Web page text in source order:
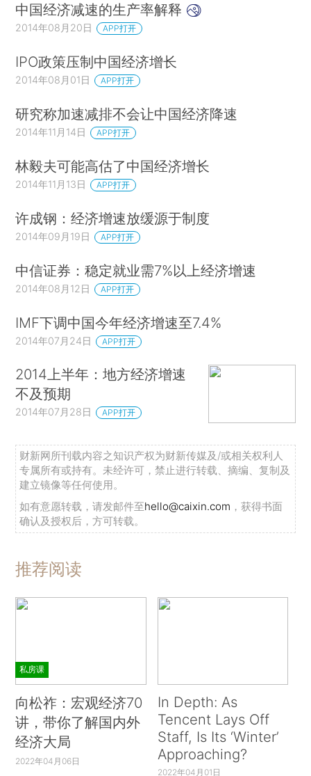
中国经济减速的生产率解释
2014年08月20日 APP打开
IPO政策压制中国经济增长
2014年08月01日 APP打开
研究称加速减排不会让中国经济降速
2014年11月14日 APP打开
林毅夫可能高估了中国经济增长
2014年11月13日 APP打开
许成钢：经济增速放缓源于制度
2014年09月19日 APP打开
中信证券：稳定就业需7%以上经济增速
2014年08月12日 APP打开
IMF下调中国今年经济增速至7.4%
2014年07月24日 APP打开
2014上半年：地方经济增速
不及预期
2014年07月28日 APP打开
财新网所刊载内容之知识产权为财新传媒及/或相关权利人
专属所有或持有。未经许可，禁止进行转载、摘编、复制及
建立镜像等任何使用。
如有意愿转载，请发邮件至hello@caixin.com ，获得书面
确认及授权后，方可转载。
推荐阅读
私房课
向松祚：宏观经济70
讲，带你了解国内外
经济大局
2022年04月06日
In Depth: As
Tencent Lays Off
Staff, Is Its ‘Winter’
Approaching?
2022年04月01日